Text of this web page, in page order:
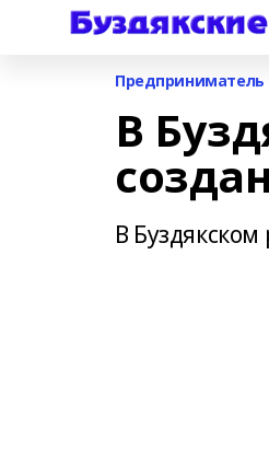
Предприниматель
В
В